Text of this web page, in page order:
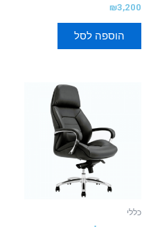
דורג
5.00
מתוך 5
₪3,200
הוספה לסל
כללי